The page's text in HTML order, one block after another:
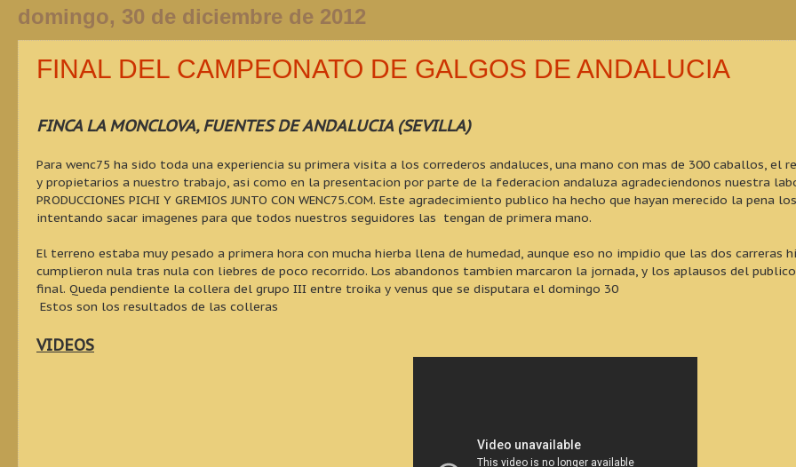
domingo, 30 de diciembre de 2012
FINAL DEL CAMPEONATO DE GALGOS DE ANDALUCIA
FINCA LA MONCLOVA, FUENTES DE ANDALUCIA (SEVILLA)
Para wenc75 ha sido toda una experiencia su primera visita a los correderos andaluces, una mano con mas de 300 caballos,
y propietarios a nuestro trabajo, asi como en la presentacion por parte de la federacion andaluza agradeciendonos nuestra
PRODUCCIONES PICHI Y GREMIOS JUNTO CON WENC75.COM. Este agradecimiento publico ha hecho que hayan merecido la
intentando sacar imagenes para que todos nuestros seguidores las tengan de primera mano.
El terreno estaba muy pesado a primera hora con mucha hierba llena de humedad, aunque eso no impidio que las dos carreras
cumplieron nula tras nula con liebres de poco recorrido. Los abandonos tambien marcaron la jornada, y los aplausos del
final. Queda pendiente la collera del grupo III entre troika y venus que se disputara el domingo 30
Estos son los resultados de las colleras
VIDEOS